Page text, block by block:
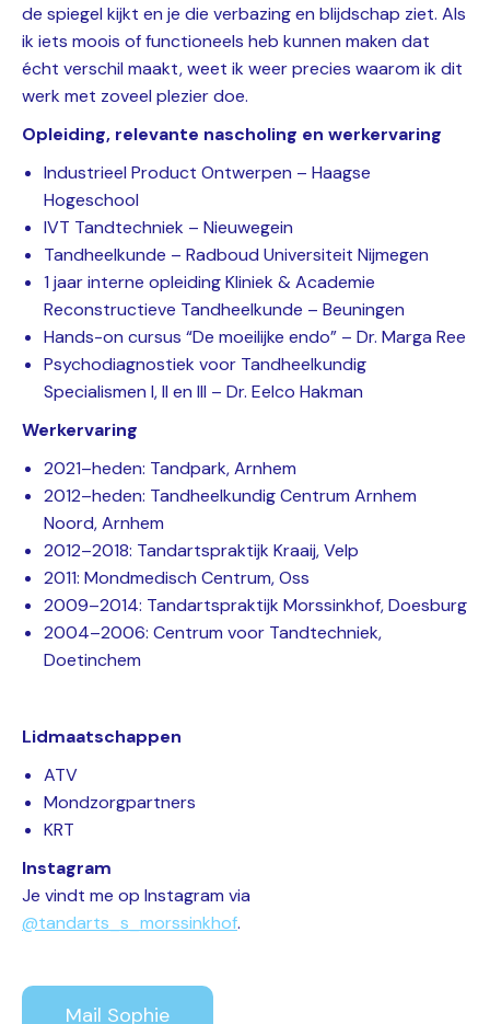
de spiegel kijkt en je die verbazing en blijdschap ziet. Als
ik iets moois of functioneels heb kunnen maken dat
écht verschil maakt, weet ik weer precies waarom ik dit
werk met zoveel plezier doe.
Opleiding, relevante nascholing en werkervaring
Industrieel Product Ontwerpen – Haagse
Hogeschool
IVT Tandtechniek – Nieuwegein
Tandheelkunde – Radboud Universiteit Nijmegen
1 jaar interne opleiding Kliniek & Academie
Reconstructieve Tandheelkunde – Beuningen
Hands-on cursus “De moeilijke endo” – Dr. Marga Ree
Psychodiagnostiek voor Tandheelkundig
Specialismen I, II en III – Dr. Eelco Hakman
Werkervaring
2021–heden: Tandpark, Arnhem
2012–heden: Tandheelkundig Centrum Arnhem
Noord, Arnhem
2012–2018: Tandartspraktijk Kraaij, Velp
2011: Mondmedisch Centrum, Oss
2009–2014: Tandartspraktijk Morssinkhof, Doesburg
2004–2006: Centrum voor Tandtechniek,
Doetinchem
Lidmaatschappen
ATV
Mondzorgpartners
KRT
Instagram
Je vindt me op Instagram via
@tandarts_s_morssinkhof.
Mail Sophie